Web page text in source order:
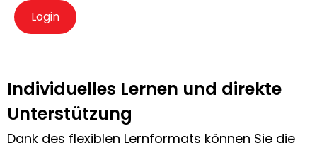
Login
Individuelles Lernen und direkte
Unterstützung
Dank des flexiblen Lernformats können Sie die